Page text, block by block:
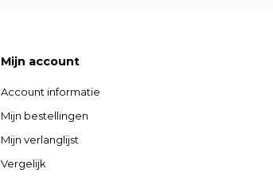
Mijn account
Account informatie
Mijn bestellingen
Mijn verlanglijst
Vergelijk